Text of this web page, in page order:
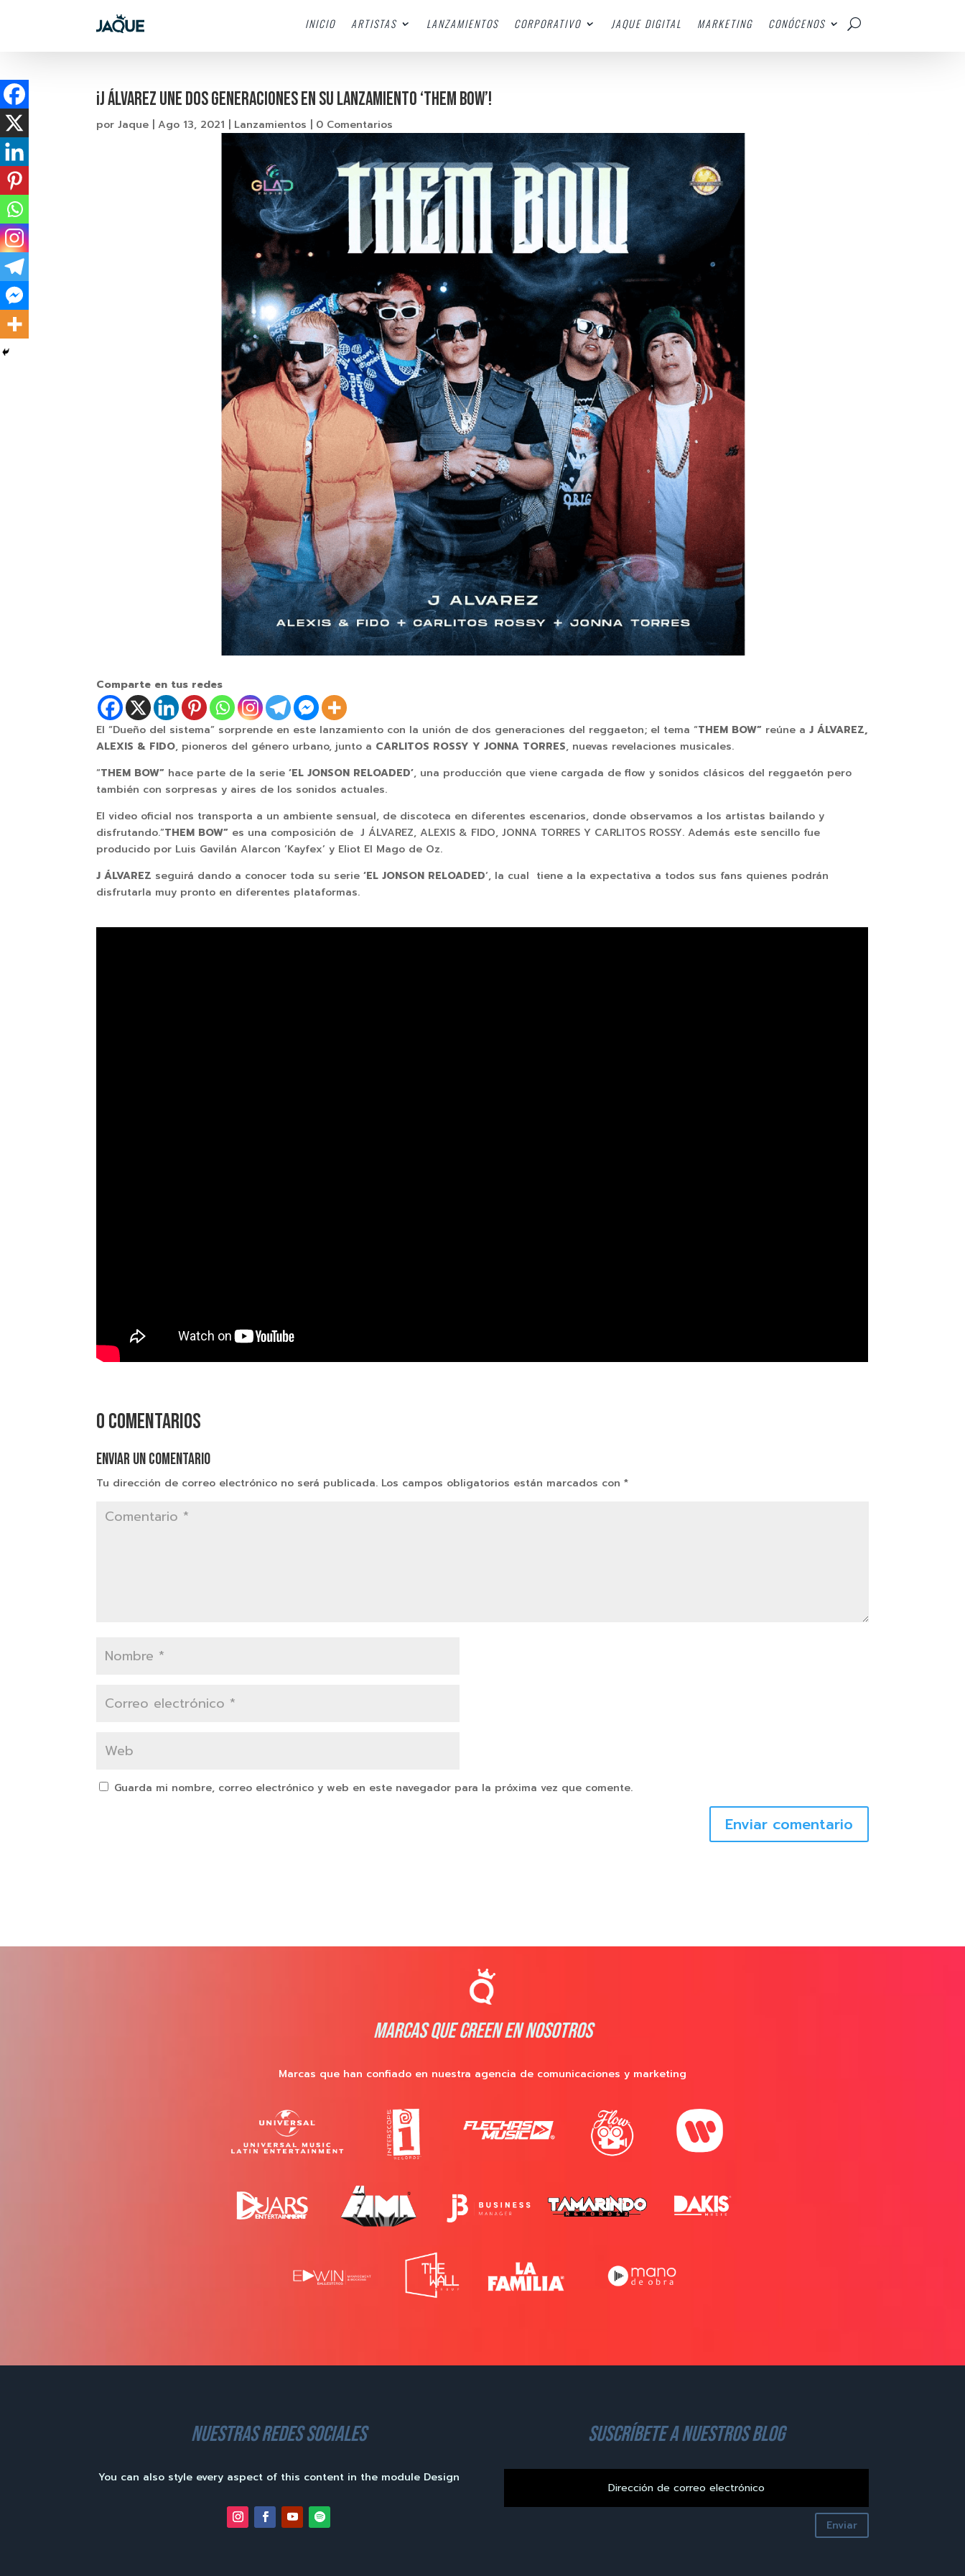
INICIO ARTISTAS LANZAMIENTOS CORPORATIVO JAQUE DIGITAL MARKETING CONÓCENOS
¡J ÁLVAREZ UNE DOS GENERACIONES EN SU LANZAMIENTO ‘THEM BOW’!
porJaque |Ago 13, 2021 | Lanzamientos | 0 Comentarios
Comparte en tus redes
El “Dueño del sistema” sorprende en este lanzamiento con la unión de dos generaciones del reggaeton; el tema “THEM BOW” reúne aJ ÁLVAREZ,
ALEXIS & FIDO, pioneros del género urbano, junto a CARLITOS ROSSY Y JONNA TORRES, nuevas revelaciones musicales.
“THEM BOW” hace parte de la serie‘EL JONSON RELOADED’, una producción que viene cargada de flow y sonidos clásicos del reggaetón pero
también con sorpresas y aires de los sonidos actuales.
El video oficial nos transporta a un ambiente sensual, de discoteca en diferentes escenarios, donde observamos a los artistas bailando y
disfrutando.”THEM BOW” es una composición de J ÁLVAREZ, ALEXIS & FIDO, JONNA TORRES Y CARLITOS ROSSY. Además este sencillo fue
producido por Luis Gavilán Alarcon ‘Kayfex’ y Eliot El Mago de Oz.
J ÁLVAREZ seguirá dando a conocer toda su serie‘EL JONSON RELOADED‘, la cual tiene a la expectativa a todos sus fans quienes podrán
disfrutarla muy pronto en diferentes plataformas.
0 comentarios
Enviar un comentario
Tu dirección de correo electrónico no será publicada. Los campos obligatorios están marcados con*
Guarda mi nombre, correo electrónico y web en este navegador para la próxima vez que comente.
Enviar comentario
MARCAS QUE CREEN EN NOSOTROS
Marcas que han confiado en nuestra agencia de comunicaciones y marketing
nuestras redes sociales
You can also style every aspect of this content in the module Design
suscríbete a nuestros blog
Enviar